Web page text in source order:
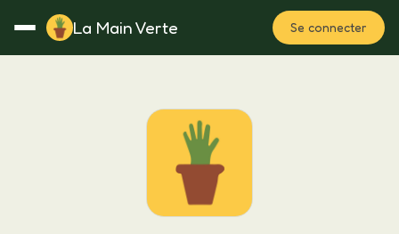
La Main Verte Se connecter
Notes Fertilisation